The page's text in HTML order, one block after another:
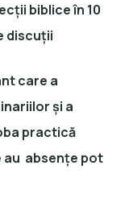
biblice în 10
discuții
care a
și a
practică
au absențe pot